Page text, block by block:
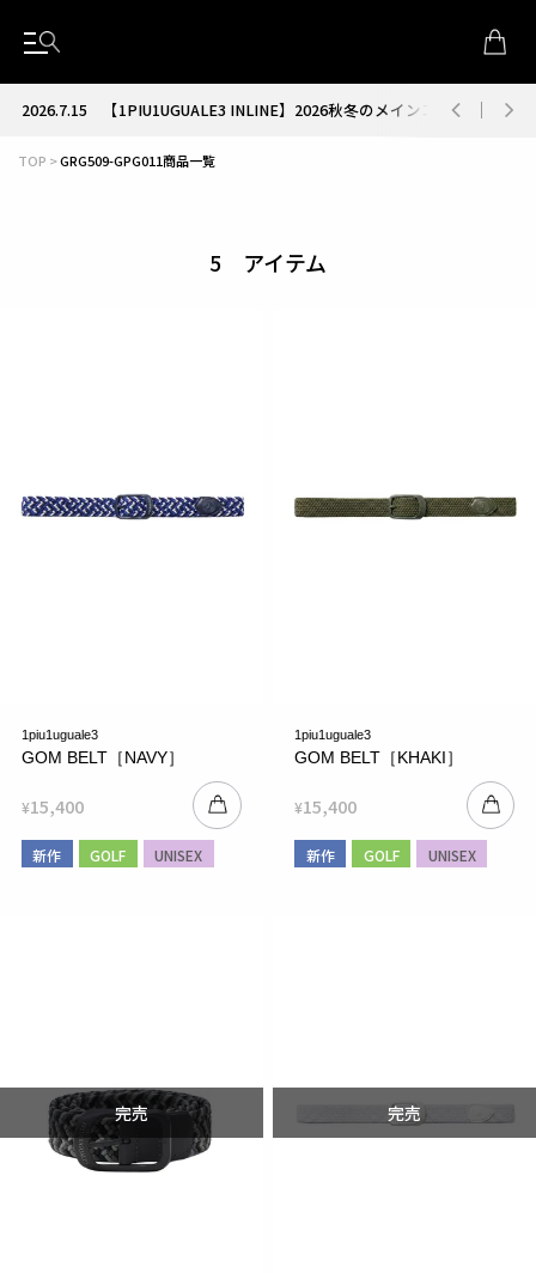
2026.7.15【1PIU1UGUALE3 INLINE】2026秋冬のメインコレクションが
TOP GRG509-GPG011商品一覧
5
1piu1uguale3
GOM BELT［NAVY］
¥15,400
新作 GOLF UNISEX
1piu1uguale3
GOM BELT［KHAKI］
¥15,400
新作 GOLF UNISEX